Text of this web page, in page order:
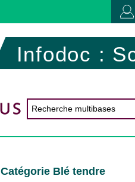
Infodoc :
Catégorie Blé tendre